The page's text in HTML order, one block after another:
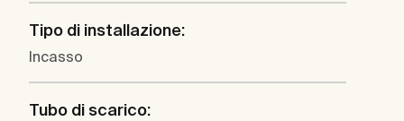
Tipo di installazione:
Incasso
Tubo di scarico: